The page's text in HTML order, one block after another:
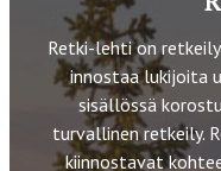
Retki-lehti on
innostaa lukijoita
sisällössä
turvallinen retkeily.
kiinnostavat